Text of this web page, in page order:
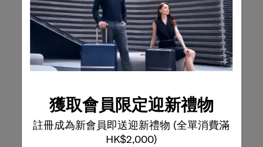
獲取會員限定迎新禮物
註冊成為新會員即送迎新禮物 (全單消費滿
HK$2,000)